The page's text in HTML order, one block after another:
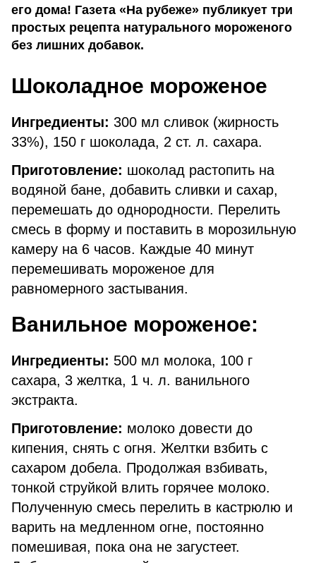
его дома! Газета «На рубеже» публикует три
простых рецепта натурального мороженого
без лишних добавок.
Шоколадное мороженое
Ингредиенты: 300 мл сливок (жирность
33%), 150 г шоколада, 2 ст. л. сахара.
Приготовление: шоколад растопить на
водяной бане, добавить сливки и сахар,
перемешать до однородности. Перелить
смесь в форму и поставить в морозильную
камеру на 6 часов. Каждые 40 минут
перемешивать мороженое для
равномерного застывания.
Ванильное мороженое:
Ингредиенты: 500 мл молока, 100 г
сахара, 3 желтка, 1 ч. л. ванильного
экстракта.
Приготовление: молоко довести до
кипения, снять с огня. Желтки взбить с
сахаром добела. Продолжая взбивать,
тонкой струйкой влить горячее молоко.
Полученную смесь перелить в кастрюлю и
варить на медленном огне, постоянно
помешивая, пока она не загустеет.